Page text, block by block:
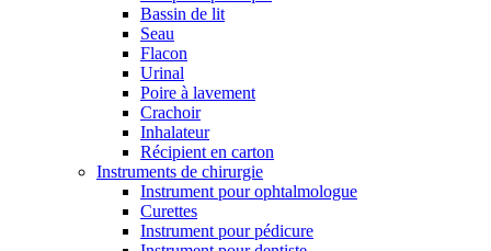
Bassin de lit
Seau
Flacon
Urinal
Poire à lavement
Crachoir
Inhalateur
Récipient en carton
Instruments de chirurgie
Instrument pour ophtalmologue
Curettes
Instrument pour pédicure